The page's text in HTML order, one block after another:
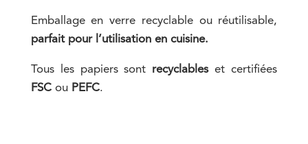
Emballage en verre recyclable ou réutilisable,
parfait pour l’utilisation en cuisine.
Tous les papiers sont recyclableset certifiées
FSCou PEFC.